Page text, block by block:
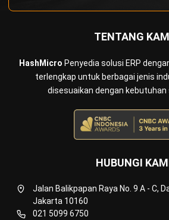
TENTANG
HashMicro Penyedia solusi ERP
terlengkap untuk berbagai jenis
disesuaikan dengan
HUBUNGI
Jalan Balikpapan Raya No. 9 A - C,
Jakarta 10160
021 5099 6750